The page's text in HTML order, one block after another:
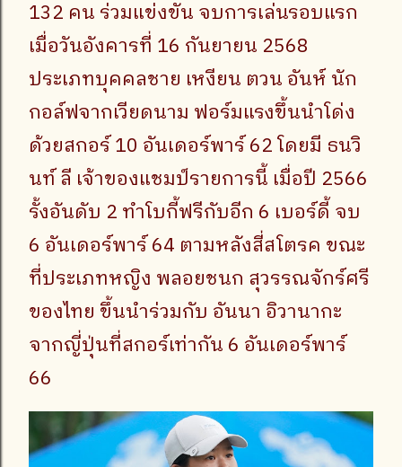
132 คน ร่วมแข่งขัน จบการเล่นรอบแรก
เมื่อวันอังคารที่ 16 กันยายน 2568
ประเภทบุคคลชาย เหงียน ตวน อันห์ นัก
กอล์ฟจากเวียดนาม ฟอร์มแรงขึ้นนำโด่ง
ด้วยสกอร์ 10 อันเดอร์พาร์ 62 โดยมี ธนวิ
นท์ ลี เจ้าของแชมป์รายการนี้ เมื่อปี 2566
รั้งอันดับ 2 ทำโบกี้ฟรีกับอีก 6 เบอร์ดี้ จบ
6 อันเดอร์พาร์ 64 ตามหลังสี่สโตรค ขณะ
ที่ประเภทหญิง พลอยชนก สุวรรณจักร์ศรี
ของไทย ขึ้นนำร่วมกับ อันนา อิวานากะ
จากญี่ปุ่นที่สกอร์เท่ากัน 6 อันเดอร์พาร์
66